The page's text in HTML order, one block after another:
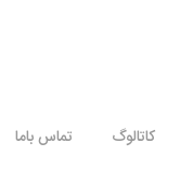
تماس باما کاتالوگ